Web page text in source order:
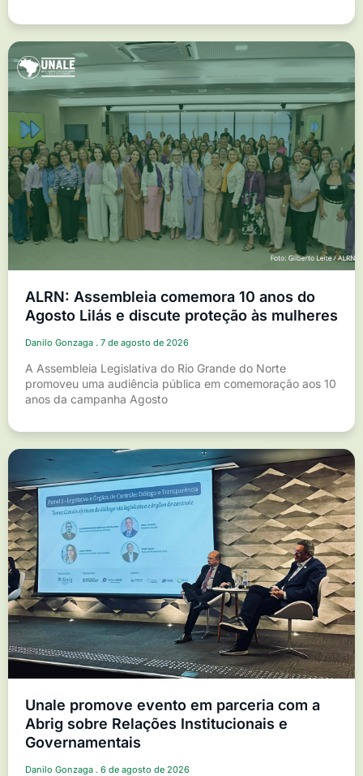
ALRN: Assembleia comemora 10 anos do
Agosto Lilás e discute proteção às mulheres
Danilo Gonzaga 7 de agosto de 2026
A Assembleia Legislativa do Rio Grande do Norte
promoveu uma audiência pública em comemoração aos 10
anos da campanha Agosto
Unale promove evento em parceria com a
Abrig sobre Relações Institucionais e
Governamentais
Danilo Gonzaga 6 de agosto de 2026